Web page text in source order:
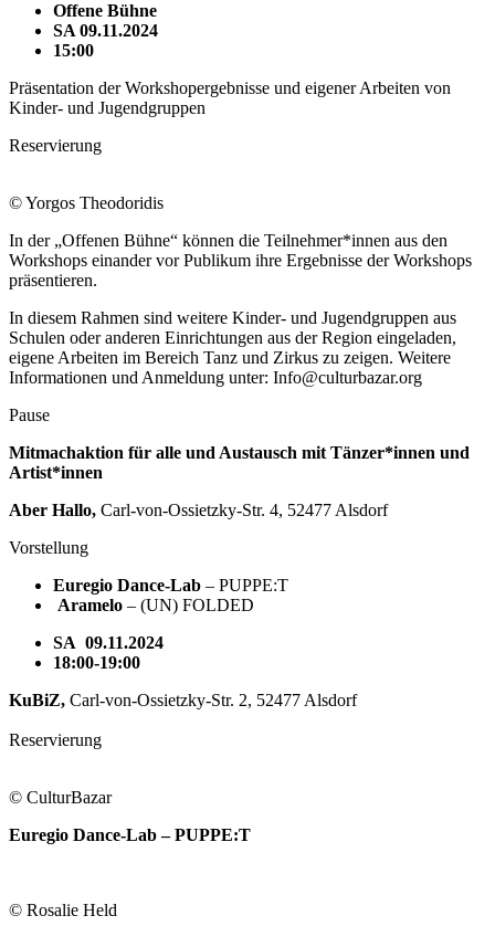
Offene Bühne
SA 09.11.2024
15:00
Präsentation der Workshopergebnisse und eigener Arbeiten von
Kinder- und Jugendgruppen
Reservierung
© Yorgos Theodoridis
In der „Offenen Bühne“ können die Teilnehmer*innen aus den
Workshops einander vor Publikum ihre Ergebnisse der Workshops
präsentieren.
In diesem Rahmen sind weitere Kinder- und Jugendgruppen aus
Schulen oder anderen Einrichtungen aus der Region eingeladen,
eigene Arbeiten im Bereich Tanz und Zirkus zu zeigen. Weitere
Informationen und Anmeldung unter: Info@culturbazar.org
Pause
Mitmachaktion für alle und Austausch mit Tänzer*innen und
Artist*innen
Aber Hallo, Carl-von-Ossietzky-Str. 4, 52477 Alsdorf
Vorstellung
Euregio Dance-Lab – PUPPE:T
Aramelo – (UN) FOLDED
SA 09.11.2024
18:00-19:00
KuBiZ, Carl-von-Ossietzky-Str. 2, 52477 Alsdorf
Reservierung
© CulturBazar
Euregio Dance-Lab – PUPPE:T
© Rosalie Held